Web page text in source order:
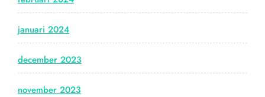
januari 2024
december 2023
november 2023